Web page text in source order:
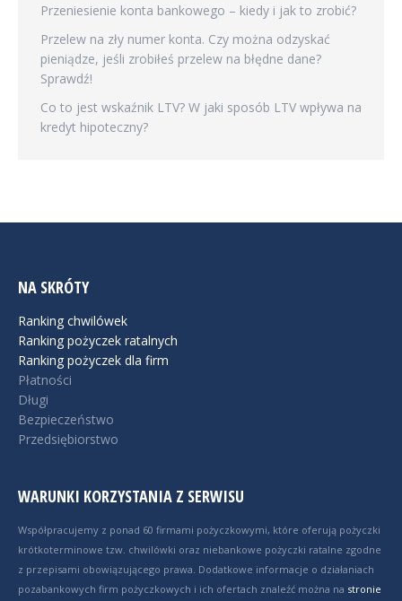
Przeniesienie konta bankowego – kiedy i jak to zrobić?
Przelew na zły numer konta. Czy można odzyskać
pieniądze, jeśli zrobiłeś przelew na błędne dane?
Sprawdź!
Co to jest wskaźnik LTV? W jaki sposób LTV wpływa na
kredyt hipoteczny?
NA SKRÓTY
Ranking chwilówek
Ranking pożyczek ratalnych
Ranking pożyczek dla firm
Płatności
Długi
Bezpieczeństwo
Przedsiębiorstwo
WARUNKI KORZYSTANIA Z SERWISU
Współpracujemy z ponad 60 firmami pożyczkowymi, które oferują pożyczki
krótkoterminowe tzw. chwilówki oraz niebankowe pożyczki ratalne zgodne
z przepisami obowiązującego prawa. Dodatkowe informacje o działaniach
pozabankowych firm pożyczkowych i ich ofertach znaleźć można na stronie